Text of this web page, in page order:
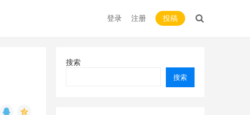
登录 注册 投稿
搜索
搜索